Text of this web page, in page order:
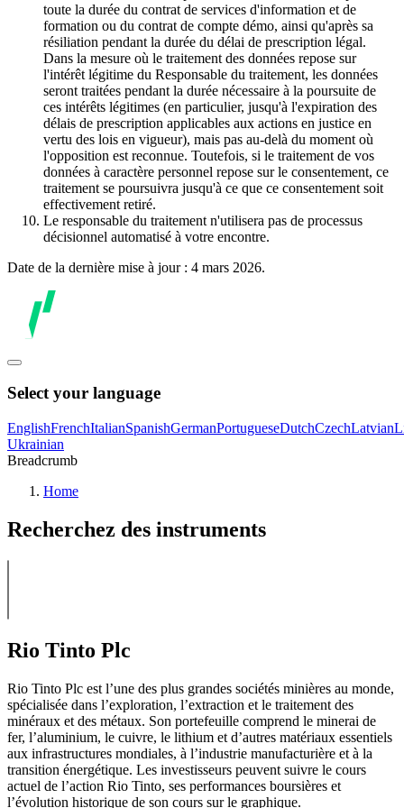
toute la durée du contrat de services d'information et de
formation ou du contrat de compte démo, ainsi qu'après sa
résiliation pendant la durée du délai de prescription légal.
Dans la mesure où le traitement des données repose sur
l'intérêt légitime du Responsable du traitement, les données
seront traitées pendant la durée nécessaire à la poursuite de
ces intérêts légitimes (en particulier, jusqu'à l'expiration des
délais de prescription applicables aux actions en justice en
vertu des lois en vigueur), mais pas au-delà du moment où
l'opposition est reconnue. Toutefois, si le traitement de vos
données à caractère personnel repose sur le consentement, ce
traitement se poursuivra jusqu'à ce que ce consentement soit
effectivement retiré.
Le responsable du traitement n'utilisera pas de processus
décisionnel automatisé à votre encontre.
Date de la dernière mise à jour : 4 mars 2026.
Select your language
EnglishFrenchItalianSpanishGermanPortugueseDutchCzechLatvian
Ukrainian
Breadcrumb
Home
Recherchez des instruments
Rio Tinto Plc
Rio Tinto Plc est l’une des plus grandes sociétés minières au monde,
spécialisée dans l’exploration, l’extraction et le traitement des
minéraux et des métaux. Son portefeuille comprend le minerai de
fer, l’aluminium, le cuivre, le lithium et d’autres matériaux essentiels
aux infrastructures mondiales, à l’industrie manufacturière et à la
transition énergétique. Les investisseurs peuvent suivre le cours
actuel de l’action Rio Tinto, ses performances boursières et
l’évolution historique de son cours sur le graphique.